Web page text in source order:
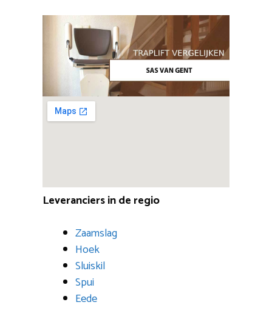
Leveranciers in de regio
Zaamslag
Hoek
Sluiskil
Spui
Eede